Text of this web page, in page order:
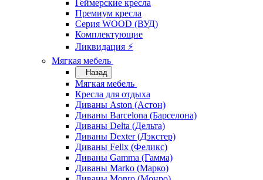
Геймерские кресла
Премиум кресла
Серия WOOD (ВУД)
Комплектующие
Ликвидация ⚡
Мягкая мебель
Назад
Мягкая мебель
Кресла для отдыха
Диваны Aston (Астон)
Диваны Barcelona (Барселона)
Диваны Delta (Дельта)
Диваны Dexter (Дэкстер)
Диваны Felix (Феликс)
Диваны Gamma (Гамма)
Диваны Marko (Марко)